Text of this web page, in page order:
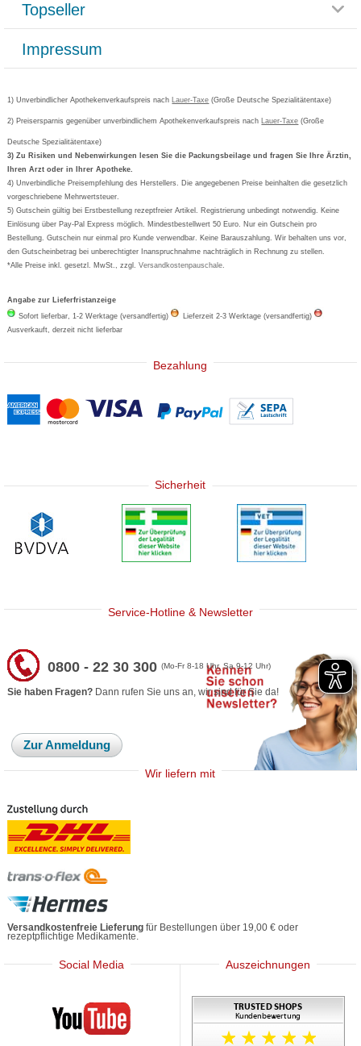
Datenschutz
AGB
Cookie-Einstellungen
Vertrag widerrufen
Paketlieferstatus
Versandkosten
Bestellschein ausfüllen
Newsletteranmeldung
Rezeptlieferung
Bonusprogramm
Gutschein und Rabatte
Kundenbewertung
Topseller
Grippostad
Bepanthen
Formoline
Wick
Eucerin
Basica
Impressum
1) Unverbindlicher Apothekenverkaufspreis nach Lauer-Taxe (Große Deutsche Spezialitätentaxe)
2) Preisersparnis gegenüber unverbindlichem Apothekenverkaufspreis nach Lauer-Taxe (Große
Deutsche Spezialitätentaxe)
3) Zu Risiken und Nebenwirkungen lesen Sie die Packungsbeilage und fragen Sie Ihre Ärztin,
Ihren Arzt oder in Ihrer Apotheke.
4) Unverbindliche Preisempfehlung des Herstellers. Die angegebenen Preise beinhalten die gesetzlich
vorgeschriebene Mehrwertsteuer.
5) Gutschein gültig bei Erstbestellung rezeptfreier Artikel. Registrierung unbedingt notwendig. Keine
Einlösung über Pay-Pal Express möglich. Mindestbestellwert 50 Euro. Nur ein Gutschein pro
Bestellung. Gutschein nur einmal pro Kunde verwendbar. Keine Barauszahlung. Wir behalten uns vor,
den Gutscheinbetrag bei unberechtigter Inanspruchnahme nachträglich in Rechnung zu stellen.
*Alle Preise inkl. gesetzl. MwSt., zzgl.Versandkostenpauschale.
Angabe zur Lieferfristanzeige
Sofort lieferbar, 1-2 Werktage (versandfertig)
Lieferzeit 2-3 Werktage (versandfertig)
Ausverkauft, derzeit nicht lieferbar
Bezahlung
Sicherheit
Service-Hotline & Newsletter
0800 - 22 30 300(Mo-Fr 8-18 Uhr, Sa 9-12 Uhr)
Sie haben Fragen? Dann rufen Sie uns an, wir sind für Sie da!
Zur Anmeldung
Wir liefern mit
Versandkostenfreie Lieferung für Bestellungen über 19,00 € oder
rezeptpflichtige Medikamente.
Social Media
Mediherz
Auszeichnungen